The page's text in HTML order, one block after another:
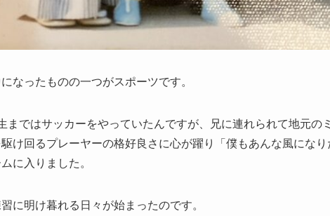
なったものの一つがスポーツです。
まではサッカーをやっていたんですが、兄に連れられて地元の
け回るプレーヤーの格好良さに心が躍り「僕もあんな風にな
に入りました。
に明け暮れる日々が始まったのです。